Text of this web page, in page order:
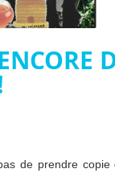
de prendre